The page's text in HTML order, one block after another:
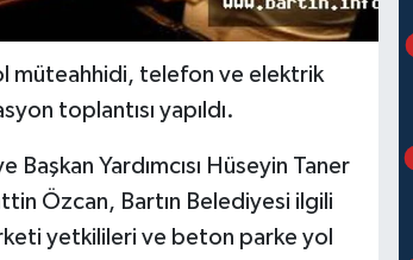
müteahhidi, telefon ve elektrik
toplantısı yapıldı.
Başkan Yardımcısı Hüseyin Taner
Özcan, Bartın Belediyesi ilgili
yetkilileri ve beton parke yol